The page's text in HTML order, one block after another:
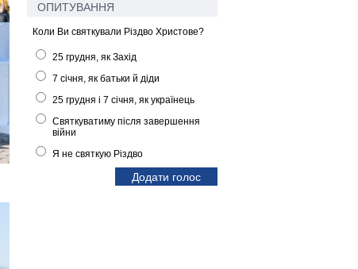
ОПИТУВАННЯ
Коли Ви святкували Різдво Христове?
25 грудня, як Захід
7 січня, як батьки й діди
25 грудня і 7 січня, як українець
Святкуватиму після завершення
війни
Я не святкую Різдво